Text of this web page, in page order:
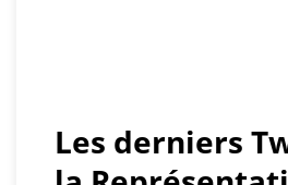
Les derniers